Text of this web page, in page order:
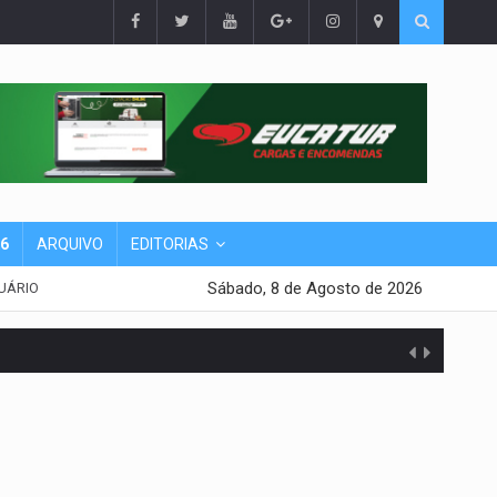
ARQUIVO EDITORIAS
Sábado, 8 de Agosto de 2026